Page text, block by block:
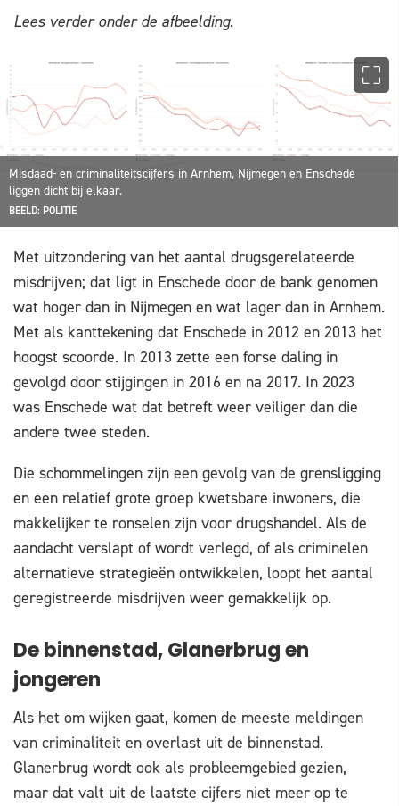
Lees verder onder de afbeelding.
Misdaad- en criminaliteitscijfers in Arnhem, Nijmegen en Enschede
liggen dicht bij elkaar.
BEELD: POLITIE
Met uitzondering van het aantal drugsgerelateerde
misdrijven; dat ligt in Enschede door de bank genomen
wat hoger dan in Nijmegen en wat lager dan in Arnhem.
Met als kanttekening dat Enschede in 2012 en 2013 het
hoogst scoorde. In 2013 zette een forse daling in
gevolgd door stijgingen in 2016 en na 2017. In 2023
was Enschede wat dat betreft weer veiliger dan die
andere twee steden.
Die schommelingen zijn een gevolg van de grensligging
en een relatief grote groep kwetsbare inwoners, die
makkelijker te ronselen zijn voor drugshandel. Als de
aandacht verslapt of wordt verlegd, of als criminelen
alternatieve strategieën ontwikkelen, loopt het aantal
geregistreerde misdrijven weer gemakkelijk op.
De binnenstad, Glanerbrug en
jongeren
Als het om wijken gaat, komen de meeste meldingen
van criminaliteit en overlast uit de binnenstad.
Glanerbrug wordt ook als probleemgebied gezien,
maar dat valt uit de laatste cijfers niet meer op te